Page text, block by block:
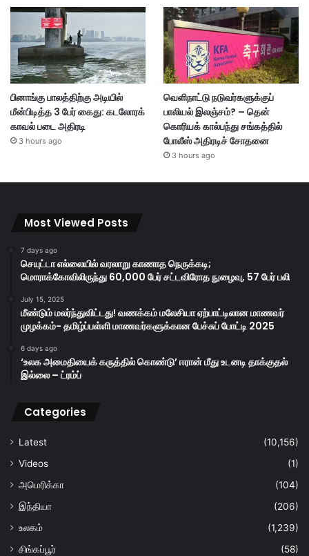
பினாங்கு பாலத்திற்கு அடியில்
மீன்பிடித்த 3 பேர் கைது: கடலோரக்
காவல் படை அதிரடி
3 hours ago
வெளிநாட்டு நடுவர்களுக்குப்
பாலியல் இலஞ்சம்? – தென்
கொரியக் கால்பந்து சங்கத்தில்
போலீஸ் அதிரடிச் சோதனை
3 hours ago
Most Viewed Posts
7 days ago
செயுட்டா எல்லையில் வரலாறு காணாத நெருக்கடி;
மொராக்கோவிலிருந்து 60,000 பேர் சட்டவிரோத நுழைவு, 57 பேர் பலி
July 15, 2025
மீண்டும் மலர்ந்துவிட்டது! வணக்கம் மலேசியா ஏற்பாட்டிலான மாணவர்
முழக்கம்- தமிழ்ப்பள்ளி மாணவர்களுக்கான பேச்சுப் போட்டி 2025
6 days ago
‘உலக அமைதியைக் கருத்தில் கொண்டு’ ஈரான் மீது உடனடி தாக்குதல்
இல்லை – ட்ரம்ப்
Categories
Latest
(10,156)
Videos
(1)
அமெரிக்கா
(104)
இந்தியா
(206)
உலகம்
(1,239)
சிங்கப்பூர்
(58)